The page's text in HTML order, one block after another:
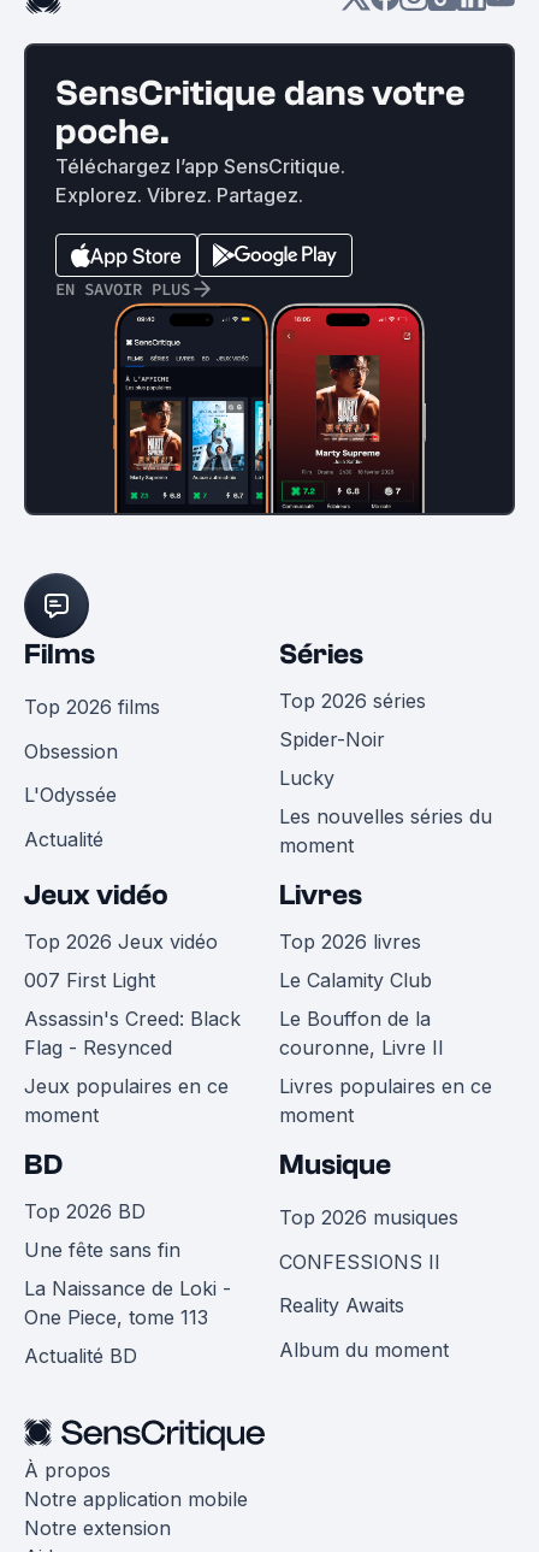
SensCritique dans votre
poche.
Téléchargez l’app SensCritique.
Explorez. Vibrez. Partagez.
EN SAVOIR PLUS
Films
Top 2026 films
Obsession
L'Odyssée
Actualité
Séries
Top 2026 séries
Spider-Noir
Lucky
Les nouvelles séries du
moment
Jeux vidéo
Top 2026 Jeux vidéo
007 First Light
Assassin's Creed: Black
Flag - Resynced
Jeux populaires en ce
moment
Livres
Top 2026 livres
Le Calamity Club
Le Bouffon de la
couronne, Livre II
Livres populaires en ce
moment
BD
Top 2026 BD
Une fête sans fin
La Naissance de Loki -
One Piece, tome 113
Actualité BD
Musique
Top 2026 musiques
CONFESSIONS II
Reality Awaits
Album du moment
À propos
Notre application mobile
Notre extension